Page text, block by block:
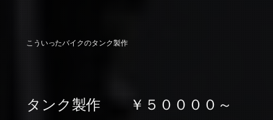
こういったバイクのタンク製作
タンク製作 ￥５００００～